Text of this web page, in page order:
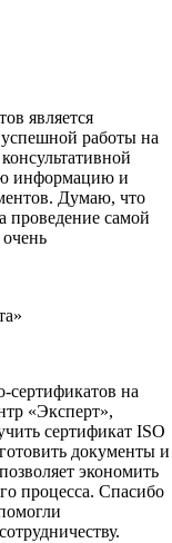
является
работы на
информацию и
Думаю, что
проведение самой
сертификатов на
«Эксперт»,
сертификат ISO
документы и
экономить
процесса. Спасибо